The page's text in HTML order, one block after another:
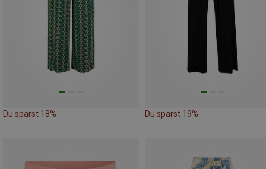
Du sparst 18% Du sparst 19%